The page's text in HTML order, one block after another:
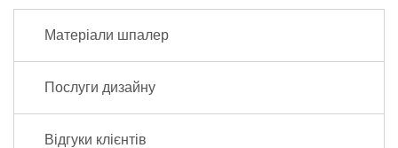
Матеріали шпалер
Послуги дизайну
Відгуки клієнтів